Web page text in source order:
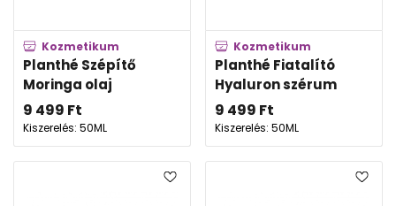
Kozmetikum
Planthé Szépítő
Moringa olaj
9 499 Ft
Kiszerelés: 50ML
Kozmetikum
Planthé Fiatalító
Hyaluron szérum
9 499 Ft
Kiszerelés: 50ML